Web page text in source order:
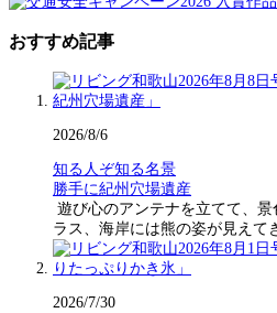
おすすめ記事
2026/8/6
知る人ぞ知る名景
勝手に紀州穴場遺産
遊び心のアンテナを立てて、
ラス、海岸には熊の姿が見え
2026/7/30